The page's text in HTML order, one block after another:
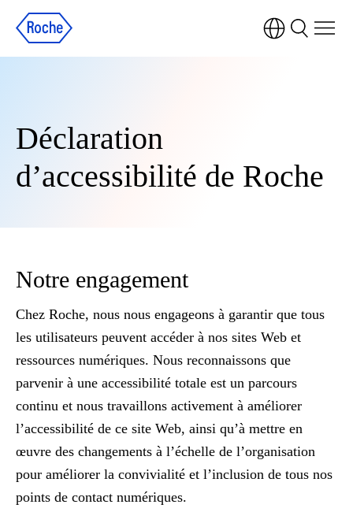
Déclaration
d’accessibilité de Roche
Notre engagement
Chez Roche, nous nous engageons à garantir que tous
les utilisateurs peuvent accéder à nos sites Web et
ressources numériques. Nous reconnaissons que
parvenir à une accessibilité totale est un parcours
continu et nous travaillons activement à améliorer
l’accessibilité de ce site Web, ainsi qu’à mettre en
œuvre des changements à l’échelle de l’organisation
pour améliorer la convivialité et l’inclusion de tous nos
points de contact numériques.